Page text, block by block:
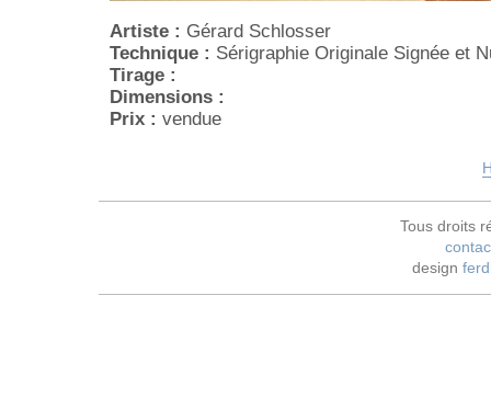
Artiste : Gérard Schlosser
Technique : Sérigraphie Originale Signée et
Tirage :
Dimensions :
Prix : vendue
Tous droits
design